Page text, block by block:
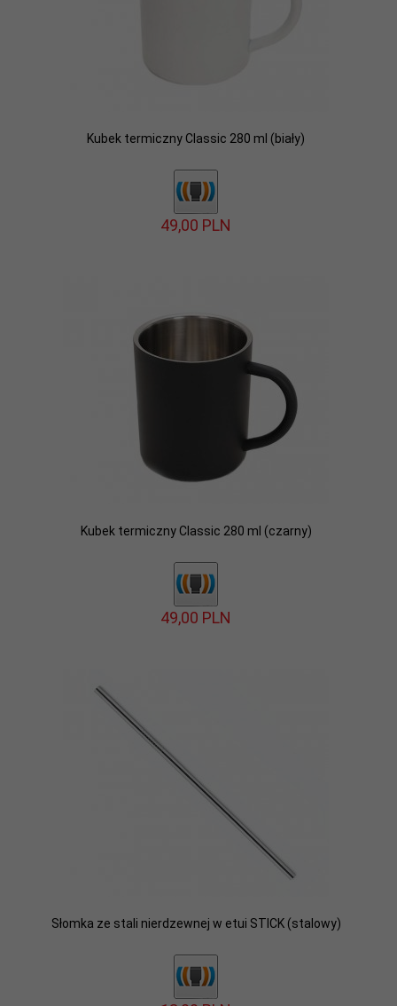
Kubek termiczny Classic 280 ml (biały)
49,00 PLN
Kubek termiczny Classic 280 ml (czarny)
49,00 PLN
Słomka ze stali nierdzewnej w etui STICK (stalowy)